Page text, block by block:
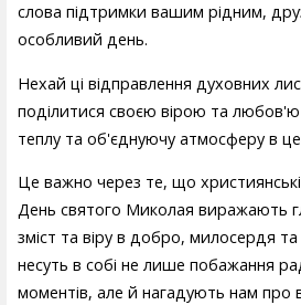
слова підтримки вашим рідним,
особливий день.
Нехай ці відправлення духовних
поділитися своєю вірою та любов'ю
теплу та об'єднуючу атмосферу в
Це важно через те, що християнські
День святого Миколая виражають
зміст та віру в добро, милосердя
несуть в собі не лише побажання
моментів, але й нагадують нам про